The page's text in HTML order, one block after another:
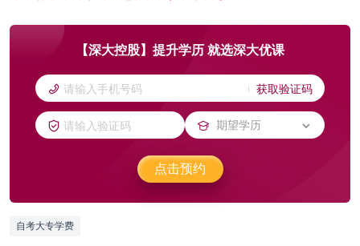
【深大控股】提升学历 就选深大优课
获取验证码
点击预约
自考大专学费